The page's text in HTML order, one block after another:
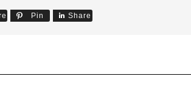
Pin Share